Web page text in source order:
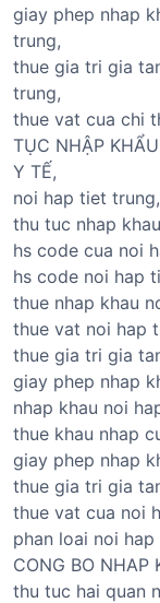
giay phep nhap
trung,
thue gia tri gia
trung,
thue vat cua chi
TỤC NHẬP
Y TẾ,
noi hap tiet trung,
thu tuc nhap
hs code cua noi
hs code noi hap
thue nhap khau
thue vat noi hap
thue gia tri gia
giay phep nhap
nhap khau noi
thue khau nhap
giay phep nhap
thue gia tri gia
thue vat cua noi
phan loai noi
CONG BO
thu tuc hai quan